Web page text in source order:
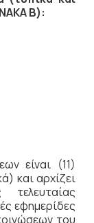
Β):
είναι (11)
και αρχίζει
εφημερίδες
του